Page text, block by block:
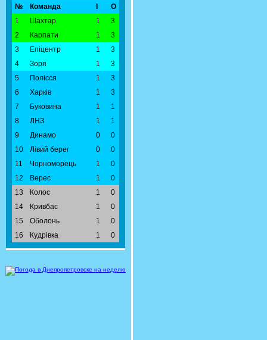
№ Команда
О
1
Шахтар 1
3
2
Карпати 1
3
3
Епіцентр 1
3
4
Зоря 1
3
5
Полісся 1
3
6
Харків 1
3
7
Буковина 1
1
8
ЛНЗ 1
1
9
Динамо 0
0
10
Лівий берег 0
0
11
Чорноморець 1
0
12
Верес 1
0
13
Колос 1
0
14
Кривбас 1
0
15
Оболонь 1
0
16
Кудрівка 1 0